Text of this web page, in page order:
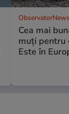
Cea mai
muţi pentru
Este în